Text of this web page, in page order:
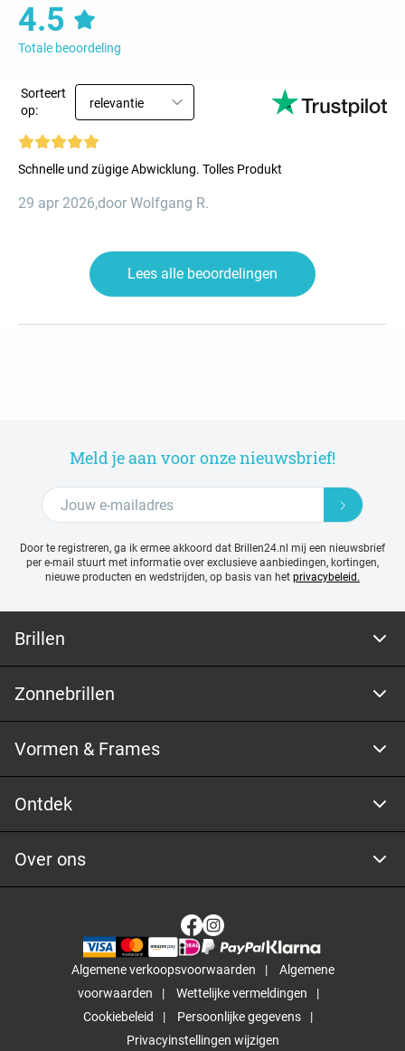
4.5
Totale beoordeling
Sorteert
op:
relevantie
Schnelle und zügige Abwicklung. Tolles Produkt
29 apr 2026,door Wolfgang R.
Lees alle beoordelingen
Meld je aan voor onze nieuwsbrief!
Door te registreren, ga ik ermee akkoord dat Brillen24.nl mij een nieuwsbrief
per e-mail stuurt met informatie over exclusieve aanbiedingen, kortingen,
nieuwe producten en wedstrijden, op basis van het privacybeleid.
Brillen
Zonnebrillen
Vormen & Frames
Ontdek
Over ons
Algemene verkoopsvoorwaarden
Algemene
voorwaarden
Wettelijke vermeldingen
Cookiebeleid
Persoonlijke gegevens
Privacyinstellingen wijzigen